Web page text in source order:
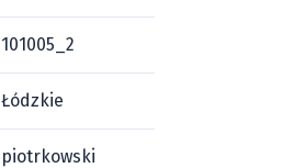
101005_2
Łódzkie
piotrkowski